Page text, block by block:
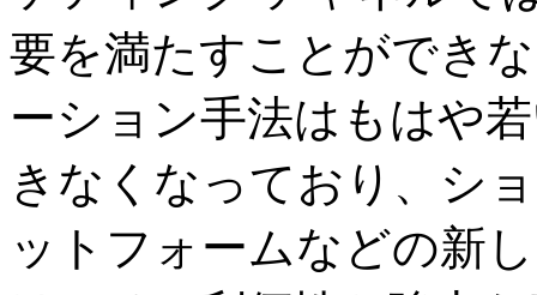
要を満たすことができ
ーション手法はもはや
きなくなっており、シ
ットフォームなどの新